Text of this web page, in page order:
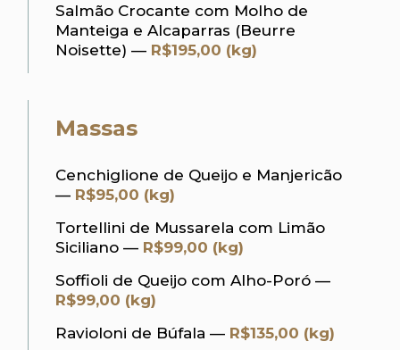
Salmão Crocante com Molho de
Manteiga e Alcaparras (Beurre
Noisette) — R$195,00 (kg)
Massas
Cenchiglione de Queijo e Manjericão
— R$95,00 (kg)
Tortellini de Mussarela com Limão
Siciliano — R$99,00 (kg)
Soffioli de Queijo com Alho-Poró —
R$99,00 (kg)
Ravioloni de Búfala — R$135,00 (kg)